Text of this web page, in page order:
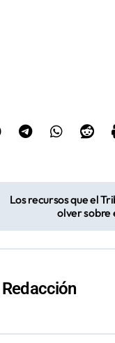
Los recursos que el
olver sobre
Redacción